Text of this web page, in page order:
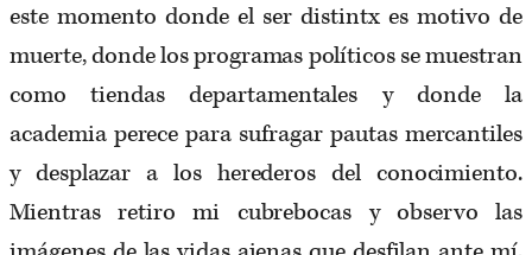
este momento donde el ser distintx es motivo de
muerte, donde los programas políticos se muestran
como tiendas departamentales y donde la
academia perece para sufragar pautas mercantiles
y desplazar a los herederos del conocimiento.
Mientras retiro mi cubrebocas y observo las